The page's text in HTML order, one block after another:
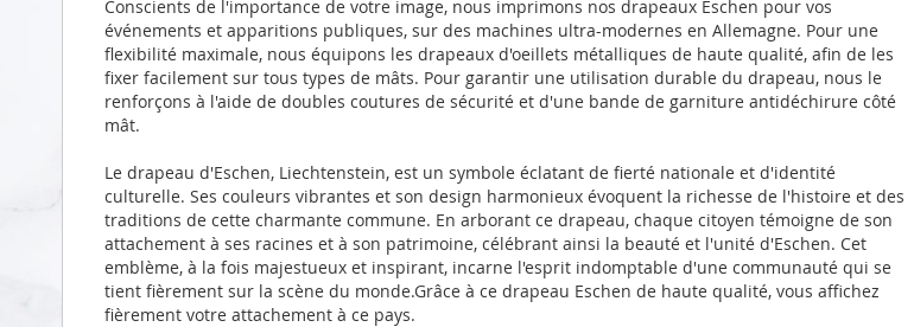
Conscients de l'importance de votre image, nous imprimons nos drapeaux Eschen pour vos
événements et apparitions publiques, sur des machines ultra-modernes en Allemagne. Pour une
flexibilité maximale, nous équipons les drapeaux d'oeillets métalliques de haute qualité, afin de les
fixer facilement sur tous types de mâts. Pour garantir une utilisation durable du drapeau, nous le
renforçons à l'aide de doubles coutures de sécurité et d'une bande de garniture antidéchirure côté
mât.
Le drapeau d'Eschen, Liechtenstein, est un symbole éclatant de fierté nationale et d'identité
culturelle. Ses couleurs vibrantes et son design harmonieux évoquent la richesse de l'histoire et des
traditions de cette charmante commune. En arborant ce drapeau, chaque citoyen témoigne de son
attachement à ses racines et à son patrimoine, célébrant ainsi la beauté et l'unité d'Eschen. Cet
emblème, à la fois majestueux et inspirant, incarne l'esprit indomptable d'une communauté qui se
tient fièrement sur la scène du monde.Grâce à ce drapeau Eschen de haute qualité, vous affichez
fièrement votre attachement à ce pays.